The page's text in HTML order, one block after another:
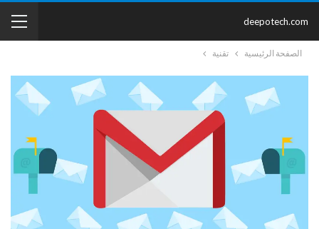
deepotech.com
الصفحة الرئيسية تقنية